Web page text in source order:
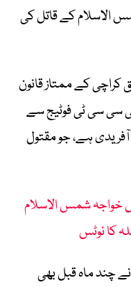
الاسلام کے قاتل کی
کے ممتاز قانون
سی سی ٹی فوٹیج سے
ہے، جو مقتول
خواجہ شمس الاسلام
کا نوٹس
چند ماہ قبل بھی